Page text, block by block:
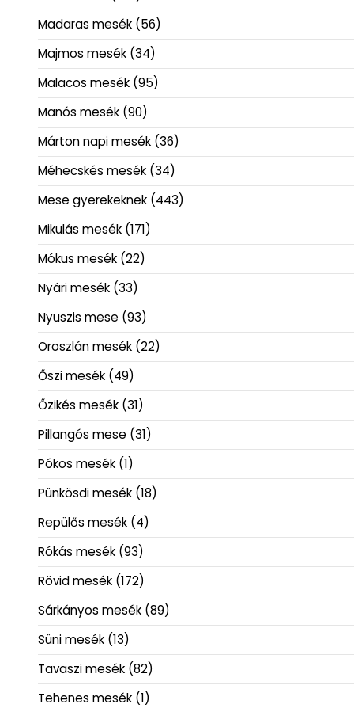
Madaras mesék (56)
Majmos mesék (34)
Malacos mesék (95)
Manós mesék (90)
Márton napi mesék (36)
Méhecskés mesék (34)
Mese gyerekeknek (443)
Mikulás mesék (171)
Mókus mesék (22)
Nyári mesék (33)
Nyuszis mese (93)
Oroszlán mesék (22)
Őszi mesék (49)
Őzikés mesék (31)
Pillangós mese (31)
Pókos mesék (1)
Pünkösdi mesék (18)
Repülős mesék (4)
Rókás mesék (93)
Rövid mesék (172)
Sárkányos mesék (89)
Süni mesék (13)
Tavaszi mesék (82)
Tehenes mesék (1)